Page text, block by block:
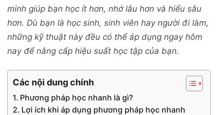
minh giúp bạn học ít hơn, nhớ lâu hơn và hiểu sâu
hơn. Dù bạn là học sinh, sinh viên hay người đi làm,
những kỹ thuật này đều có thể áp dụng ngay hôm
nay để nâng cấp hiệu suất học tập của bạn.
Các nội dung chính
Phương pháp học nhanh là gì?
Lợi ích khi áp dụng phương pháp học nhanh